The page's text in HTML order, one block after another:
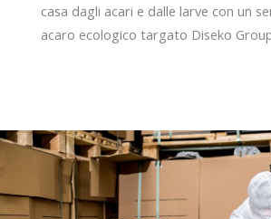
casa dagli acari e dalle larve con un
acaro ecologico targato Diseko